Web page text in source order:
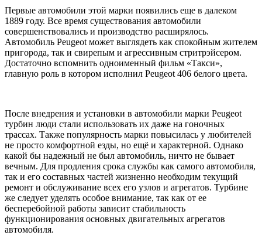
Первые автомобили этой марки появились еще в далеком
1889 году. Все время существования автомобили
совершенствовались и производство расширялось.
Автомобиль Peugeot может выглядеть как спокойным жителем
пригорода, так и свирепым и агрессивным стритрэйсером.
Достаточно вспомнить одноименный фильм «Такси»,
главную роль в котором исполнил Peugeot 406 белого цвета.
После внедрения и установки в автомобили марки Peugeot
турбин люди стали использовать их даже на гоночных
трассах. Также популярность марки повысилась у любителей
не просто комфортной езды, но ещё и характерной. Однако
какой бы надежный не был автомобиль, ничто не бывает
вечным. Для продления срока службы как самого автомобиля,
так и его составных частей жизненно необходим текущий
ремонт и обслуживание всех его узлов и агрегатов. Турбине
же следует уделять особое внимание, так как от ее
бесперебойной работы зависит стабильность
функционирования основных двигательных агрегатов
автомобиля.